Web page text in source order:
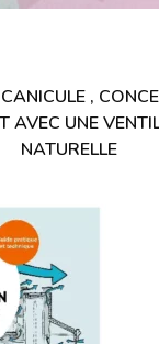
,
AVEC UNE
NATURELLE